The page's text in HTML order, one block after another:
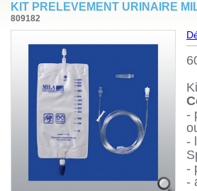
KIT PRELEVEMENT URINAIRE
809182
-
-
-
-